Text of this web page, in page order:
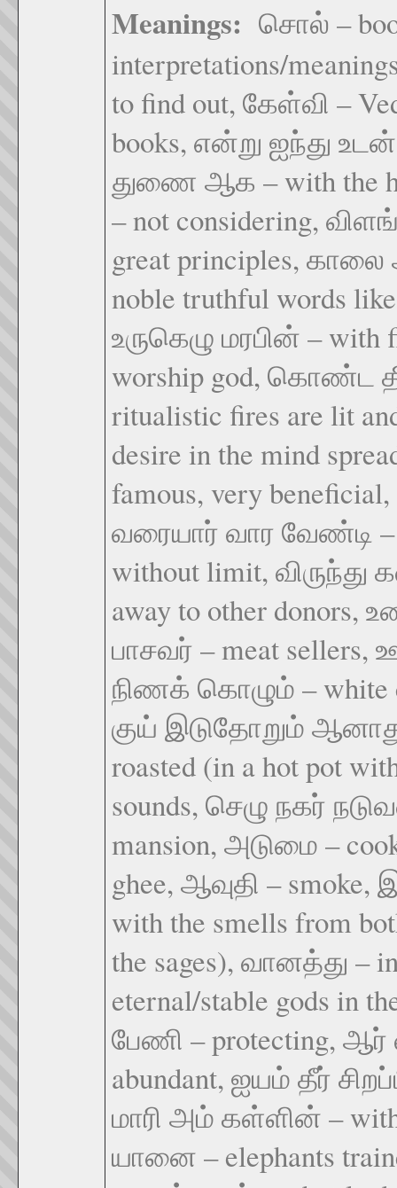
Meanings: சொல் –
interpretations/
to find out, கேள்வி –
books, என்று ஐந்து
துணை ஆக – with the
– not considering,
great principles,
noble truthful words
உருகெழு மரபின் –
worship god, கொண்ட
ritualistic fires are lit
desire in the mind
famous, very
வரையார் வார வேண்டி –
without limit, விருந்து
away to other
பாசவர் – meat
நிணக் கொழும் – white
குய் இடுதோறும்
roasted (in a hot pot
sounds, செழு நகர்
mansion, அடுமை –
ghee, ஆவுதி –
with the smells from
the sages), வானத்து –
eternal/stable gods in
பேணி – protecting,
abundant, ஐயம் தீர்
மாரி அம் கள்ளின் –
யானை – elephants